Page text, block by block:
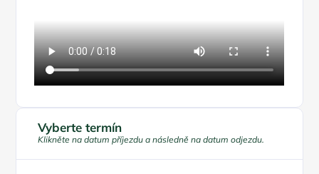
Vyberte termín
Klikněte na datum příjezdu a následně na datum odjezdu.